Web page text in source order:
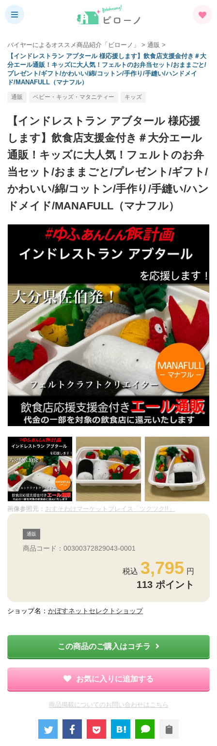
バイヤーによるオススメ商品紹介「ビローノ」 > 通販 >
【インドレストラン アブタール 様応援します】飲食店支援金付き＃大
分エール通販！キッズに大人気！フェルトのお弁当セット/おままごと/
プレゼント/ギフト/かわいい/綿/コットン/手作り/手縫い/ハンドメイ
ド/MANAFULL（マナフル）
通販 ベビー・キッズ・マタニティー キッズ
【インドレストラン アブタール 様応援
します】飲食店支援金付き＃大分エール
通販！キッズに大人気！フェルトのお弁
当セット/おままごと/プレゼント/ギフト/
かわいい/綿/コットン/手作り/手縫い/ハン
ドメイド/MANAFULL（マナフル）
画像参照元： おすそわけマーケットプレイス「ツクツク!!」
通販
商品コード：00300372829043-0001
3,795
113 ポイント
ショップ名： かぼすネットセレクトショップ
この商品のご購入はコチラ
お気に入りに追加する
商品掲載についてのお問い合わせはこちら